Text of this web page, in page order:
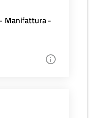
Manifattura -